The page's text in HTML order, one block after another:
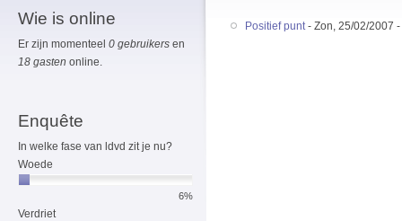
Wie is online
Er zijn momenteel 0 gebruikers en
18 gasten online.
Enquête
In welke fase van ldvd zit je nu?
Woede
6%
Verdriet
Positief punt- Zon, 25/02/2007